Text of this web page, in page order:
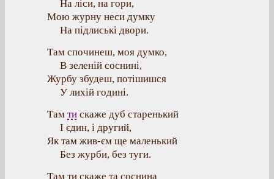
На ліси, на гори,
Мою журну неси думку
На підлиські двори.
Там спочинеш, моя думко,
В зеленій соснині,
Журбу збудеш, потішишся
У лихій годині.
Там ти скаже дуб старенький
І єдин, і другий,
Як там жив-єм ще маленький
Без журби, без туги.
Там ти скаже та соснина